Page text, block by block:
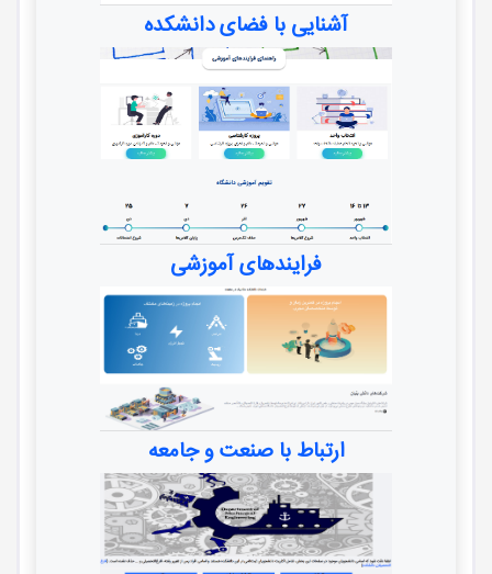
آشنایی با فضای دانشکده
فرایندهای آموزشی
ارتباط با صنعت و جامعه